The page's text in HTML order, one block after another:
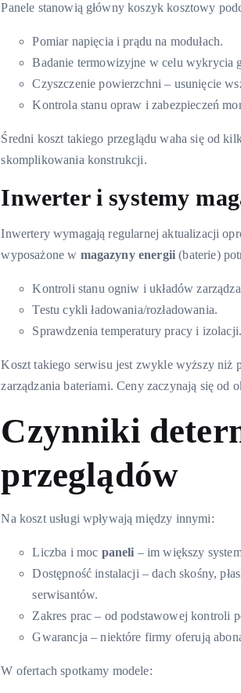
Panele stanowią główny koszyk kosztowy
Pomiar napięcia i prądu na modułach.
Badanie termowizyjne w celu wykrycia
Czyszczenie powierzchni – usunięcie
Kontrola stanu opraw i zabezpieczeń
Średni koszt takiego przeglądu waha się od
skomplikowania konstrukcji.
Inwerter i systemy
Inwertery wymagają regularnej aktualizacji
wyposażone w magazyny energii (baterie)
Kontroli stanu ogniw i układów
Testu cykli ładowania/rozładowania.
Sprawdzenia temperatury pracy i izolacji.
Koszt takiego serwisu jest zwykle wyższy niż
zarządzania bateriami. Ceny zaczynają się od
Czynniki
przeglądów
Na koszt usługi wpływają między innymi:
Liczba i moc paneli – im większy
Dostępność instalacji – dach skośny,
serwisantów.
Zakres prac – od podstawowej kontroli
Gwarancja – niektóre firmy oferują
W ofertach spotkamy modele: